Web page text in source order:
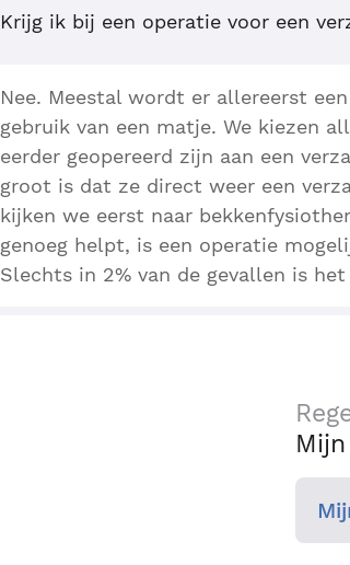
Krijg ik bij een operatie voor een
Nee. Meestal wordt er allereerst
gebruik van een matje. We kiezen
eerder geopereerd zijn aan een
groot is dat ze direct weer een
kijken we eerst naar
genoeg helpt, is een operatie
Slechts in 2% van de gevallen is